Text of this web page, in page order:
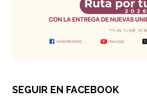
SEGUIR EN FACEBOOK